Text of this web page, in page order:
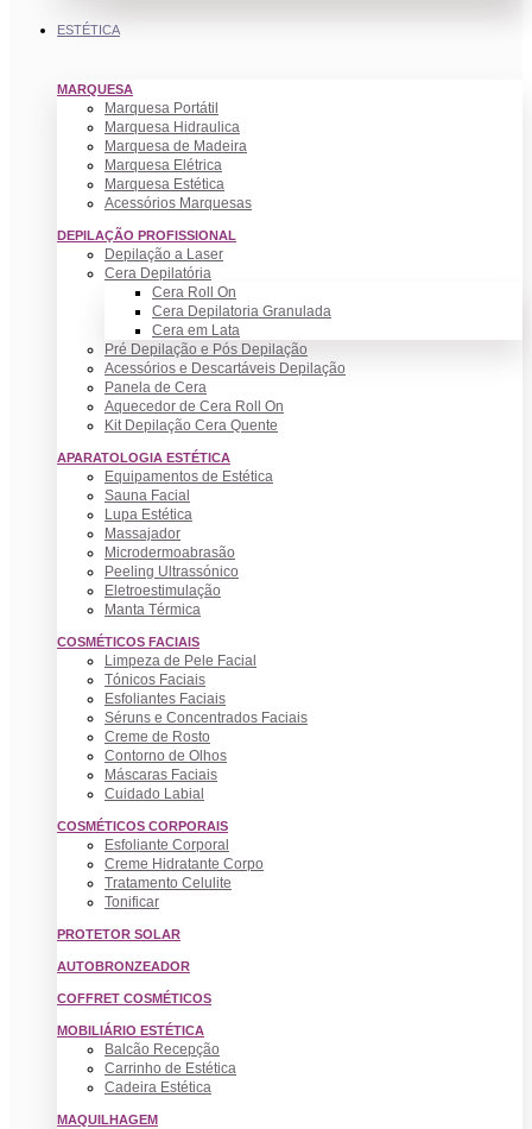
ESTÉTICA
MARQUESA
Marquesa Portátil
Marquesa Hidraulica
Marquesa de Madeira
Marquesa Elétrica
Marquesa Estética
Acessórios Marquesas
DEPILAÇÃO PROFISSIONAL
Depilação a Laser
Cera Depilatória
Cera Roll On
Cera Depilatoria Granulada
Cera em Lata
Pré Depilação e Pós Depilação
Acessórios e Descartáveis Depilação
Panela de Cera
Aquecedor de Cera Roll On
Kit Depilação Cera Quente
APARATOLOGIA ESTÉTICA
Equipamentos de Estética
Sauna Facial
Lupa Estética
Massajador
Microdermoabrasão
Peeling Ultrassónico
Eletroestimulação
Manta Térmica
COSMÉTICOS FACIAIS
Limpeza de Pele Facial
Tónicos Faciais
Esfoliantes Faciais
Séruns e Concentrados Faciais
Creme de Rosto
Contorno de Olhos
Máscaras Faciais
Cuidado Labial
COSMÉTICOS CORPORAIS
Esfoliante Corporal
Creme Hidratante Corpo
Tratamento Celulite
Tonificar
PROTETOR SOLAR
AUTOBRONZEADOR
COFFRET COSMÉTICOS
MOBILIÁRIO ESTÉTICA
Balcão Recepção
Carrinho de Estética
Cadeira Estética
MAQUILHAGEM